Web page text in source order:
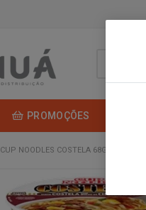
PROMOÇÕES
CUP NOODLES COSTELA 68G NISSIN